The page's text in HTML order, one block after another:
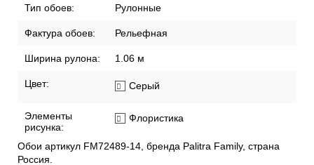
Тип обоев: Рулонные
Фактура обоев: Рельефная
Ширина рулона: 1.06 м
Цвет: Серый
Элементы
рисунка:
Флористика
Обои артикул FM72489-14, бренда Palitra Family, страна
Россия.